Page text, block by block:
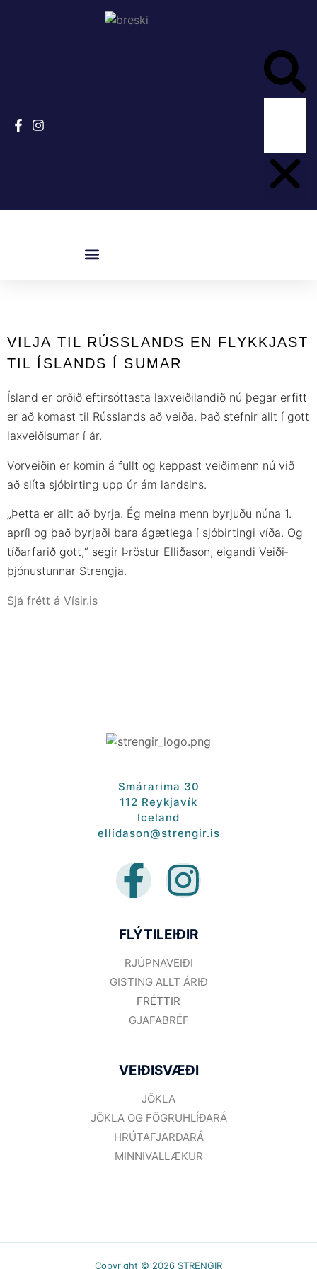
VILJA TIL RÚSS­LANDS EN FLYKKJAST
TIL ÍS­LANDS Í SUMAR
Ís­land er orðið eftir­sóttasta lax­veiði­landið nú þegar erfitt
er að komast til Rúss­lands að veiða. Það stefnir allt í gott
lax­veiðisumar í ár.
Vor­veiðin er komin á fullt og keppast veiði­menn nú við
að slíta sjó­birting upp úr ám landsins.
„Þetta er allt að byrja. Ég meina menn byrjuðu núna 1.
apríl og það byrjaði bara á­gæt­lega í sjó­birtingi víða. Og
tíðar­farið gott,“ segir Þröstur Elliða­son, eig­andi Veiði­
þjónustunnar Strengja.
Sjá frétt á Vísir.is
Smárarima 30
112 Reykjavík
Iceland
ellidason@strengir.is
FLÝTILEIÐIR
RJÚPNAVEIÐI
GISTING ALLT ÁRIÐ
FRÉTTIR
GJAFABRÉF
VEIÐISVÆÐI
JÖKLA
JÖKLA OG FÖGRUHLÍÐARÁ
HRÚTAFJARÐARÁ
MINNIVALLÆKUR
Copyright © 2026 STRENGIR